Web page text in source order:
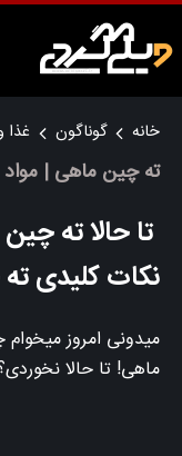
خانه گوناگون غذا
ته چین ماهی |
تا حالا ته
نکات کلیدی
میدونی امروز
ماهی! تا حالا